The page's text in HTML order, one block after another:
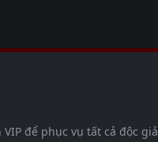
để phục vụ tất cả độc giả